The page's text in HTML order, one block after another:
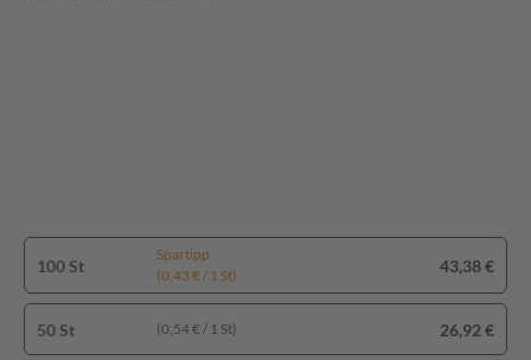
100 St
Spartipp
(0,43 € / 1 St)
43,38 €
50 St (0,54 € / 1 St) 26,92 €